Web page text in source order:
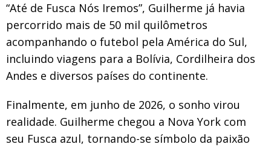
“Até de Fusca Nós Iremos”, Guilherme já havia
percorrido mais de 50 mil quilômetros
acompanhando o futebol pela América do Sul,
incluindo viagens para a Bolívia, Cordilheira dos
Andes e diversos países do continente.
Finalmente, em junho de 2026, o sonho virou
realidade. Guilherme chegou a Nova York com
seu Fusca azul, tornando-se símbolo da paixão